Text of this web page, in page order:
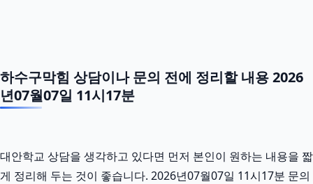
하수구막힘 상담이나 문의 전에 정리할 내용 2026
년07월07일 11시17분
대안학교 상담을 생각하고 있다면 먼저 본인이 원하는 내용을 짧
게 정리해 두는 것이 좋습니다. 2026년07월07일 11시17분 문의